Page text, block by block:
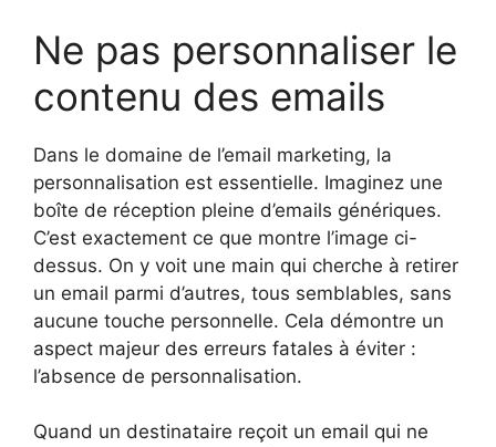
Ne pas personnaliser le
contenu des emails
Dans le domaine de l’email marketing, la
personnalisation est essentielle. Imaginez une
boîte de réception pleine d’emails génériques.
C’est exactement ce que montre l’image ci-
dessus. On y voit une main qui cherche à retirer
un email parmi d’autres, tous semblables, sans
aucune touche personnelle. Cela démontre un
aspect majeur des erreurs fatales à éviter :
l’absence de personnalisation.
Quand un destinataire reçoit un email qui ne